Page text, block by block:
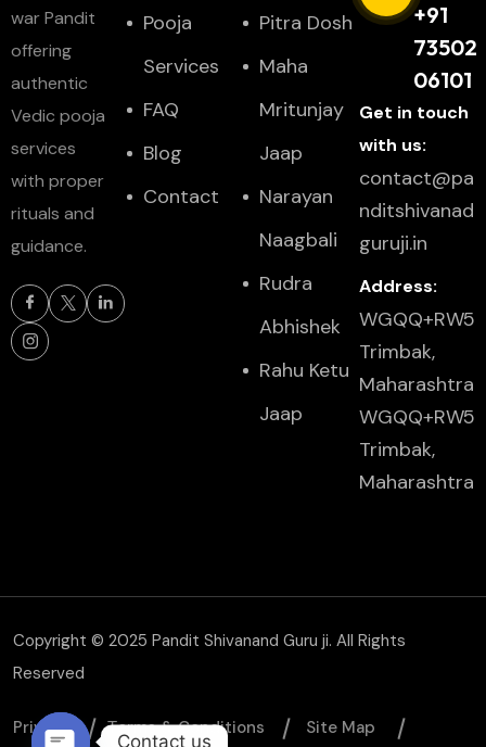
war Pandit
offering
authentic
Vedic pooja
services
with proper
rituals and
guidance.
Pooja
Services
FAQ
Blog
Contact
Pitra Dosh
Maha
Mritunjay
Jaap
Narayan
Naagbali
Rudra
Abhishek
Rahu Ketu
Jaap
+91
73502
06101
Get in touch
with us:
contact@pa
nditshivanad
guruji.in
Address:
WGQQ+RW5
Trimbak,
Maharashtra
WGQQ+RW5
Trimbak,
Maharashtra
Copyright © 2025 Pandit Shivanand Guru ji. All Rights
Reserved
Privacy Тerms & Conditions Site Map
Contact us